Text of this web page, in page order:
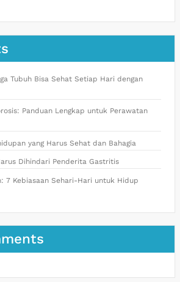
Tubuh Bisa Sehat Setiap Hari dengan
Panduan Lengkap untuk Perawatan
yang Harus Sehat dan Bahagia
Dihindari Penderita Gastritis
7 Kebiasaan Sehari-Hari untuk Hidup